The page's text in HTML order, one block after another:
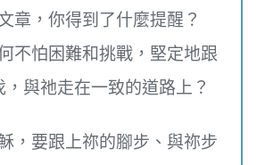
章，你得到了什麼提醒？
不怕困難和挑戰，堅定地跟
與祂走在一致的道路上？
，要跟上祢的腳步、與祢步